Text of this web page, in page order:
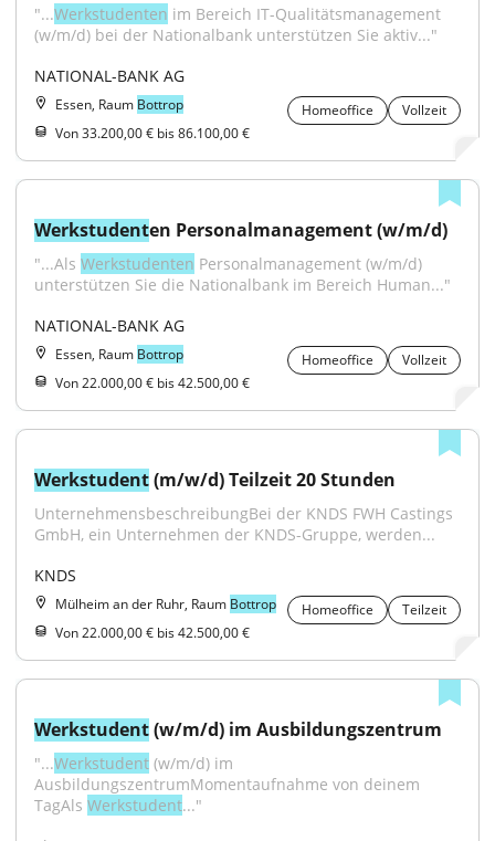
"...Werkstudenten im Bereich IT-Qualitätsmanagement
(w/m/d) bei der Nationalbank unterstützen Sie aktiv..."
NATIONAL-BANK AG
Essen, Raum Bottrop Homeoffice
Vollzeit
Von 33.200,00 € bis 86.100,00 €
Werkstudenten Personalmanagement (w/m/d)
"...Als Werkstudenten Personalmanagement (w/m/d)
unterstützen Sie die Nationalbank im Bereich Human..."
NATIONAL-BANK AG
Essen, Raum Bottrop Homeoffice
Vollzeit
Von 22.000,00 € bis 42.500,00 €
Werkstudent (m/w/d) Teilzeit 20 Stunden
UnternehmensbeschreibungBei der KNDS FWH Castings
GmbH, ein Unternehmen der KNDS-Gruppe, werden...
KNDS
Mülheim an der Ruhr, Raum Bottrop Homeoffice
Teilzeit
Von 22.000,00 € bis 42.500,00 €
Werkstudent (w/m/d) im Ausbildungszentrum
"...Werkstudent (w/m/d) im
AusbildungszentrumMomentaufnahme von deinem
TagAls Werkstudent..."